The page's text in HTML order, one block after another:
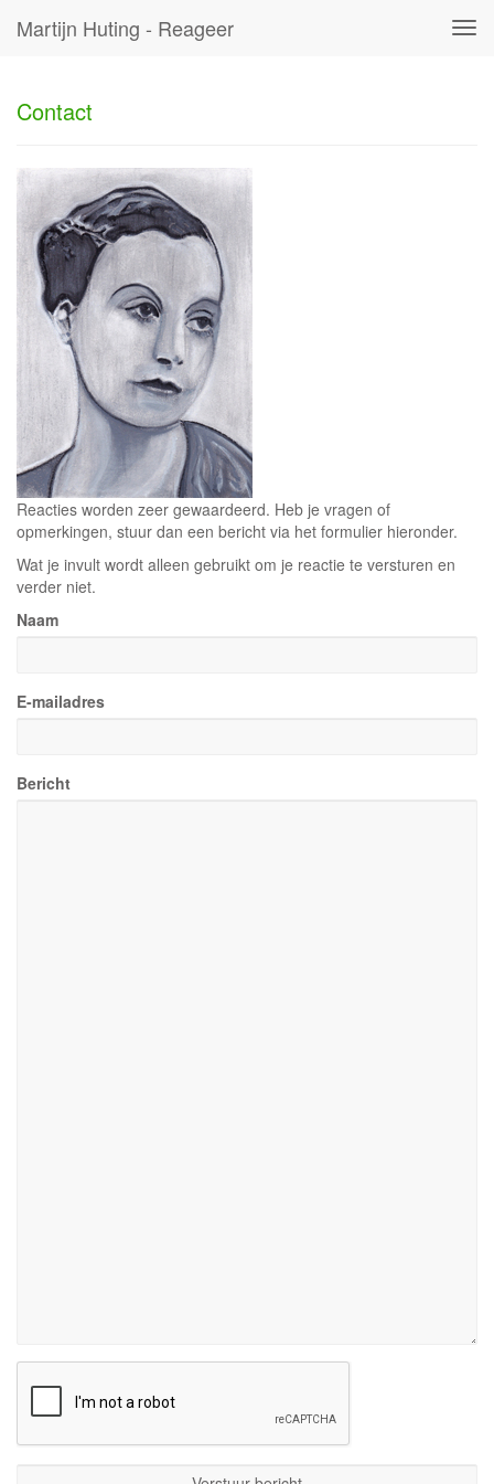
Martijn Huting - Reageer
Contact
Reacties worden zeer gewaardeerd. Heb je vragen of
opmerkingen, stuur dan een bericht via het formulier hieronder.
Wat je invult wordt alleen gebruikt om je reactie te versturen en
verder niet.
Naam
E-mailadres
Bericht